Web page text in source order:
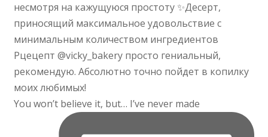
You won’t believe it, but… I’ve never made